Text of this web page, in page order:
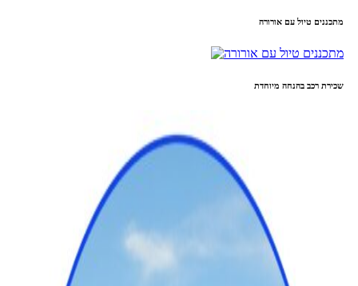
מתכננים טיול עם אורורה
שכירת רכב בהנחה מיוחדת